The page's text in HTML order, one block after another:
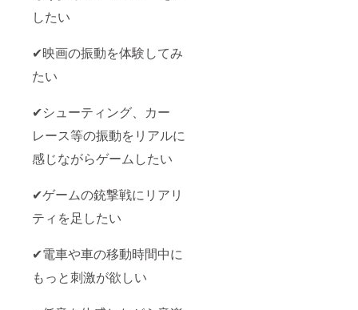
したい
✔映画の振動を体験してみ
たい
✔シューティング、カー
レース等の振動をリアルに
感じながらゲームしたい
✔ゲームの銃撃戦にリアリ
ティを足したい
✔電車や車の移動時間中に
もっと刺激が欲しい